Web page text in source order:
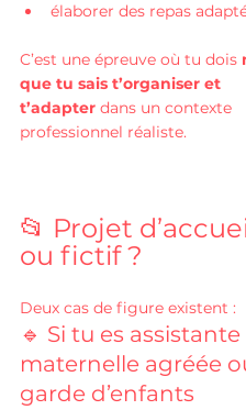
élaborer des repas
C’est une épreuve où tu dois
que tu sais t’organiser et
t’adapter dans un contexte
professionnel réaliste.
📂 Projet
ou fictif ?
Deux cas de figure existent :
🔹 Si tu es assistante
maternelle agréée
garde d’enfants